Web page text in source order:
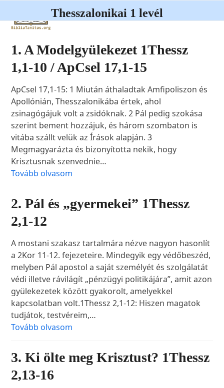
content
mobile
mobile
Thesszalonikai 1 levél
1. A Modelgyülekezet 1Thessz
1,1-10 / ApCsel 17,1-15
ApCsel 17,1-15: 1 Miután áthaladtak Amfipoliszon és
Apollónián, Thesszalonikába értek, ahol
zsinagógájuk volt a zsidóknak. 2 Pál pedig szokása
szerint bement hozzájuk, és három szombaton is
vitába szállt velük az Írások alapján. 3
Megmagyarázta és bizonyította nekik, hogy
Krisztusnak szenvednie…
Tovább olvasom
2. Pál és „gyermekei” 1Thessz
2,1-12
A mostani szakasz tartalmára nézve nagyon hasonlít
a 2Kor 11-12. fejezeteire. Mindegyik egy védőbeszéd,
melyben Pál apostol a saját személyét és szolgálatát
védi illetve rávilágít „pénzügyi politikájára”, amit azon
gyülekezetek között gyakorolt, amelyekkel
kapcsolatban volt.1Thessz 2,1-12: Hiszen magatok
tudjátok, testvéreim,…
Tovább olvasom
3. Ki ölte meg Krisztust? 1Thessz
2,13-16